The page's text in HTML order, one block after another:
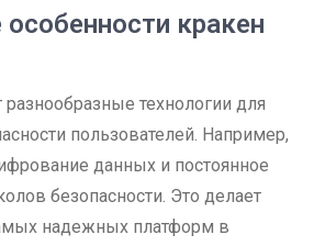
особенности кракен
разнообразные технологии для
пользователей. Например,
данных и постоянное
безопасности. Это делает
надежных платформ в